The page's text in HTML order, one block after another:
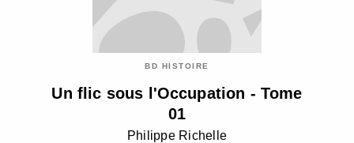
BD HISTOIRE
Un flic sous l'Occupation - Tome
01
Philippe Richelle